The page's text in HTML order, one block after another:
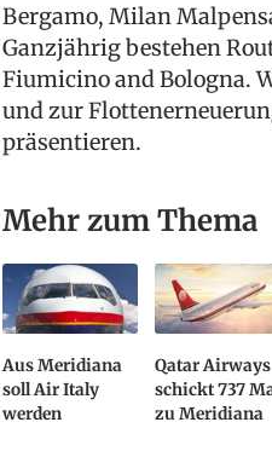
Bergamo, Milan
Ganzjährig bestehen
Fiumicino and Bologna.
und zur
präsentieren.
Mehr zum Thema
Aus Meridiana
soll Air Italy
werden
Qatar Airways
schickt 737
zu Meridiana